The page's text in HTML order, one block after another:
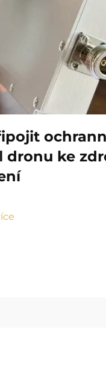
dronu ke